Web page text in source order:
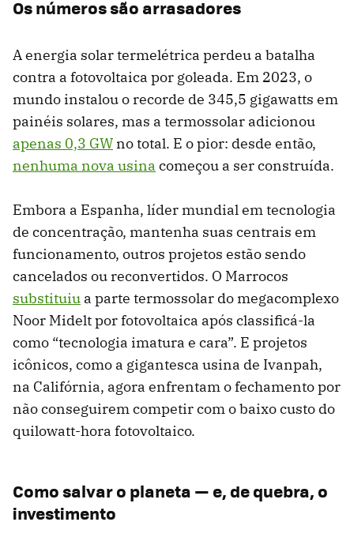
Os números são arrasadores
A energia solar termelétrica perdeu a batalha
contra a fotovoltaica por goleada. Em 2023, o
mundo instalou o recorde de 345,5 gigawatts em
painéis solares, mas a termossolar adicionou
apenas 0,3 GW no total. E o pior: desde então,
nenhuma nova usina começou a ser construída.
Embora a Espanha, líder mundial em tecnologia
de concentração, mantenha suas centrais em
funcionamento, outros projetos estão sendo
cancelados ou reconvertidos. O Marrocos
substituiu a parte termossolar do megacomplexo
Noor Midelt por fotovoltaica após classificá-la
como “tecnologia imatura e cara”. E projetos
icônicos, como a gigantesca usina de Ivanpah,
na Califórnia, agora enfrentam o fechamento por
não conseguirem competir com o baixo custo do
quilowatt-hora fotovoltaico.
Como salvar o planeta — e, de quebra, o
investimento